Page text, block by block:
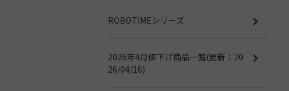
ROBOTIMEシリーズ
2026年4月値下げ商品一覧(更新：20
26/04/16)